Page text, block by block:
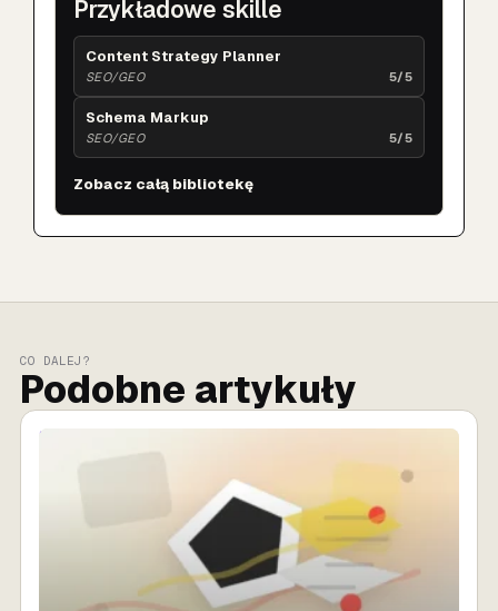
Przykładowe skille
Content Strategy Planner
SEO/GEO 5/5
Schema Markup
SEO/GEO 5/5
Zobacz całą bibliotekę
CO DALEJ?
Podobne artykuły
SPRZEDAŻ AI